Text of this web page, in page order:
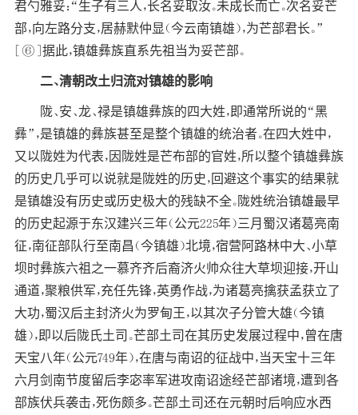
君勺雅妥：“生子有三人，长名妥取汝。未成长而亡。次名妥芒
部，向左路分支，居赫默仲显（今云南镇雄），为芒部君长。”
[⑥]据此，镇雄彝族直系先祖当为妥芒部。
二、清朝改土归流对镇雄的影响
陇、安、龙、禄是镇雄彝族的四大姓，即通常所说的“黑
彝”，是镇雄的彝族甚至是整个镇雄的统治者。在四大姓中，
又以陇姓为代表，因陇姓是芒布部的官姓，所以整个镇雄彝族
的历史几乎可以说就是陇姓的历史，回避这个事实的结果就
是镇雄没有历史或历史极大的残缺不全。陇姓统治镇雄最早
的历史起源于东汉建兴三年（公元225年）三月蜀汉诸葛亮南
征，南征部队行至南昌（今镇雄）北境，宿营阿路林中大、小草
坝时彝族六祖之一慕齐齐后裔济火帅众往大草坝迎接，开山
通道，聚粮供军，充任先锋，英勇作战，为诸葛亮擒获孟获立了
大功，蜀汉后主封济火为罗甸王，以其次子分管大雄（今镇
雄），即以后陇氏土司。芒部土司在其历史发展过程中，曾在唐
天宝八年（公元749年），在唐与南诏的征战中，当天宝十三年
六月剑南节度留后李宓率军进攻南诏途经芒部诸境，遭到各
部族伏兵袭击，死伤颇多。芒部土司还在元朝时后响应水西